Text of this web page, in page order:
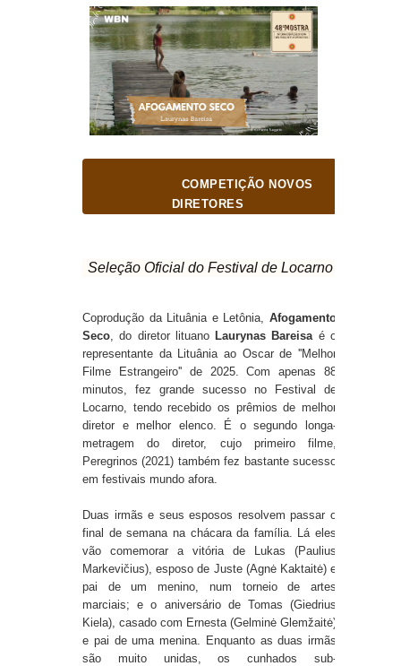
COMPETIÇÃO NOVOS
DIRETORES
Seleção Oficial do Festival de Locarno
Coprodução da Lituânia e Letônia, Afogamento
Seco, do diretor lituano Laurynas Bareisa é o
representante da Lituânia ao Oscar de ''Melhor
Filme Estrangeiro'' de 2025. Com apenas 88
minutos, fez grande sucesso no Festival de
Locarno, tendo recebido os prêmios de melhor
diretor e melhor elenco. É o segundo longa-
metragem do diretor, cujo primeiro filme,
Peregrinos (2021) também fez bastante sucesso
em festivais mundo afora.
Duas irmãs e seus esposos resolvem passar o
final de semana na chácara da família. Lá eles
vão comemorar a vitória de Lukas (Paulius
Markevičius), esposo de Juste (Agnė Kaktaitė) e
pai de um menino, num torneio de artes
marciais; e o aniversário de Tomas (Giedrius
Kiela), casado com Ernesta (Gelminė Glemžaitė)
e pai de uma menina. Enquanto as duas irmãs
são muito unidas, os cunhados sub-